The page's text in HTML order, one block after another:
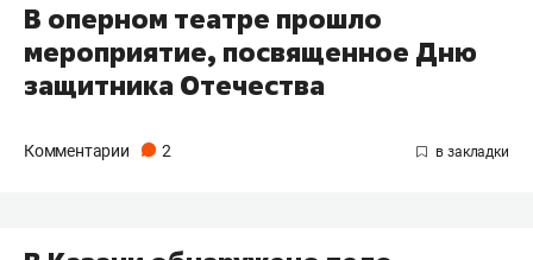
В оперном театре прошло
мероприятие, посвященное Дню
защитника Отечества
Комментарии 2